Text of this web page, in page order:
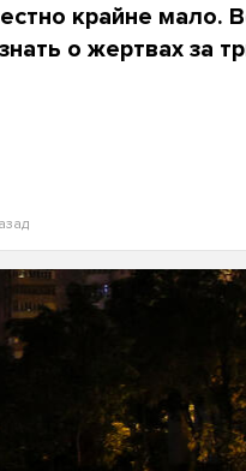
крайне мало.
о жертвах за